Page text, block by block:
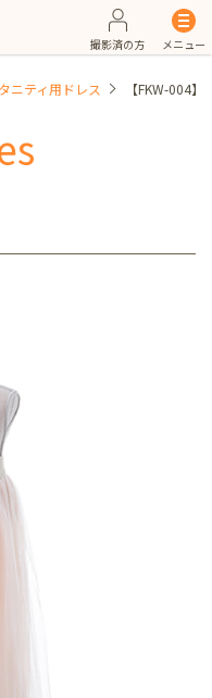
撮影済の方 メニュー
ニティ用ドレス 【FKW-004